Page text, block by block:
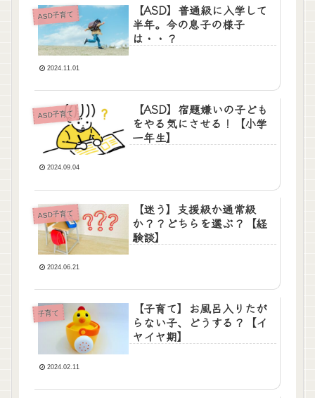
ASD子育て
【ASD】普通級に入学して
半年。今の息子の様子
は・・？
2024.11.01
ASD子育て
【ASD】宿題嫌いの子ども
をやる気にさせる！【小学
一年生】
2024.09.04
ASD子育て
【迷う】支援級か通常級
か？？どちらを選ぶ？【経
験談】
2024.06.21
子育て
【子育て】お風呂入りたが
らない子、どうする？【イ
ヤイヤ期】
2024.02.11